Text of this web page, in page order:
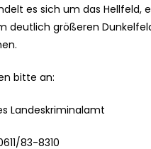
es sich um das Hellfeld,
deutlich größeren
bitte an:
Landeskriminalamt
83-8310